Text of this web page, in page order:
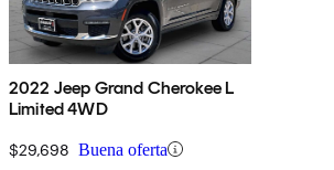
2022 Jeep Grand Cherokee L
Limited 4WD
$29,698 Buena oferta